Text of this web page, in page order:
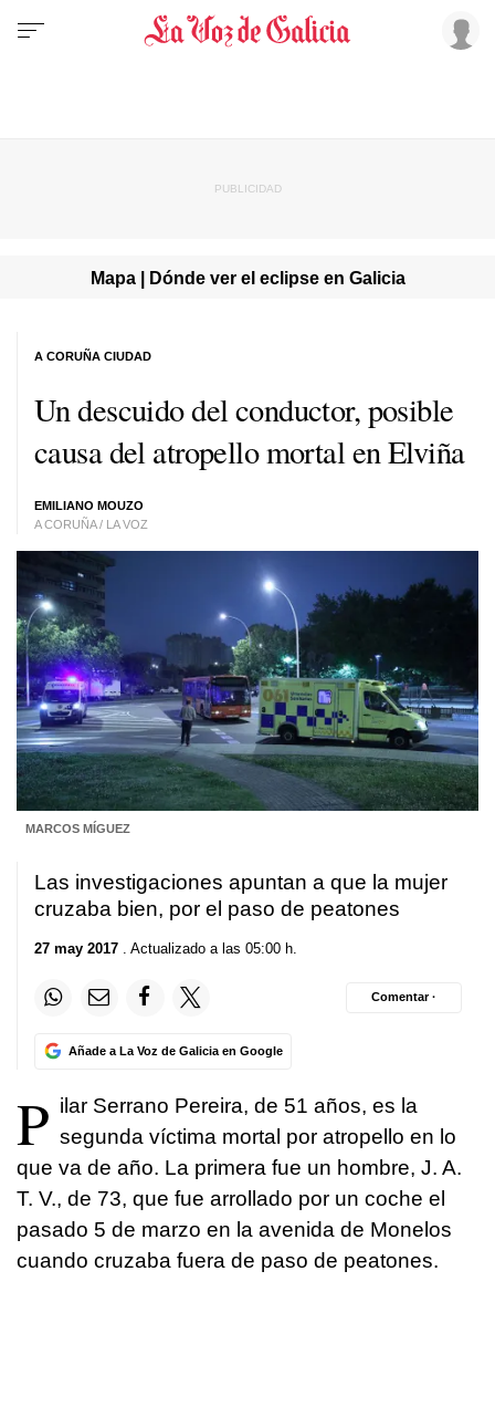
Mapa | Dónde ver el eclipse en Galicia
Un descuido del conductor, posible
causa del atropello mortal en Elviña
EMILIANO MOUZO
A CORUÑA / LA VOZ
A CORUÑA CIUDAD
MARCOS MÍGUEZ
Las investigaciones apuntan a que la mujer
cruzaba bien, por el paso de peatones
27 may 2017 . Actualizado a las 05:00 h.
Añade a La Voz de Galicia en Google
Comentar ·
P ilar Serrano Pereira, de 51 años, es la
segunda víctima mortal por atropello en lo
que va de año. La primera fue un hombre, J. A.
T. V., de 73, que fue arrollado por un coche el
pasado 5 de marzo en la avenida de Monelos
cuando cruzaba fuera de paso de peatones.